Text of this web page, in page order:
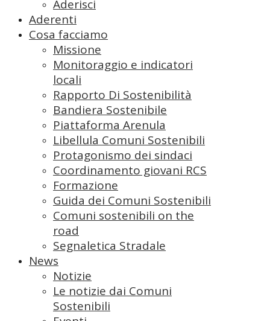
Aderisci
Aderenti
Cosa facciamo
Missione
Monitoraggio e indicatori
locali
Rapporto Di Sostenibilità
Bandiera Sostenibile
Piattaforma Arenula
Libellula Comuni Sostenibili
Protagonismo dei sindaci
Coordinamento giovani RCS
Formazione
Guida dei Comuni Sostenibili
Comuni sostenibili on the
road
Segnaletica Stradale
News
Notizie
Le notizie dai Comuni
Sostenibili